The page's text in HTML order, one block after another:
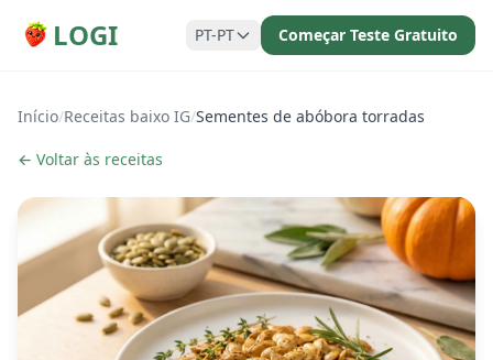
LOGI PT-PT Começar Teste Gratuito
Início/Receitas baixo IG/Sementes de abóbora torradas
← Voltar às receitas